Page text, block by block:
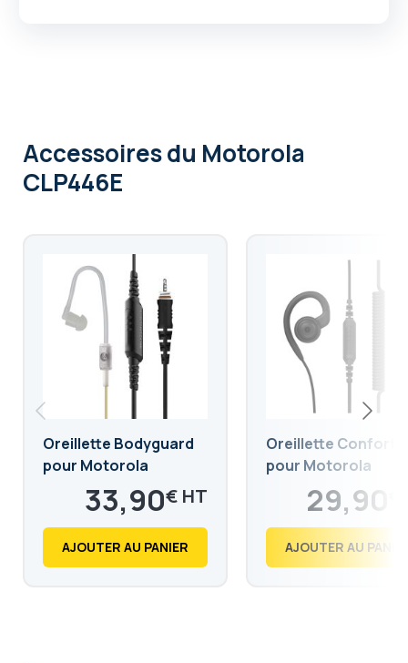
Accessoiresdu Motorola
CLP446E
Oreillette Bodyguard
pour Motorola
CLP446e33,90€
40,68
AJOUTER AU PANIER
Oreillette Confort
pour Motorola
CLP446e29,90
35,88
AJOUTER AU